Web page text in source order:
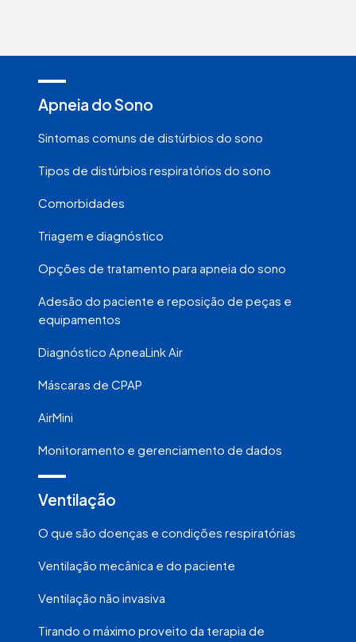
Apneia do Sono
Sintomas comuns de distúrbios do sono
Tipos de distúrbios respiratórios do sono
Comorbidades
Triagem e diagnóstico
Opções de tratamento para apneia do sono
Adesão do paciente e reposição de peças e
equipamentos
Diagnóstico ApneaLink Air
Máscaras de CPAP
AirMini
Monitoramento e gerenciamento de dados
Ventilação
O que são doenças e condições respiratórias
Ventilação mecânica e do paciente
Ventilação não invasiva
Tirando o máximo proveito da terapia de